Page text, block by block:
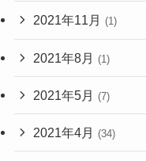
2021年11月 (1)
2021年8月 (1)
2021年5月 (7)
2021年4月 (34)